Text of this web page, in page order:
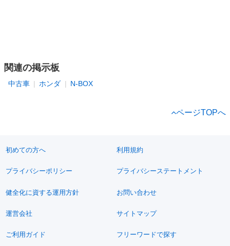
関連の掲示板
中古車 ホンダ N-BOX
ページTOPへ
初めての方へ 利用規約
プライバシーポリシー プライバシーステートメント
健全化に資する運用方針 お問い合わせ
運営会社 サイトマップ
ご利用ガイド フリーワードで探す